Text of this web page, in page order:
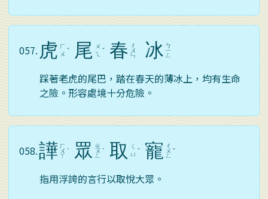
057. 虎 ㄏ
ㄨ ˇ 尾 ㄨ
ㄟ ˇ 春 ㄔ
ㄨ
ㄣ 冰 ㄅ
ㄧ
ㄥ
踩著老虎的尾巴，踏在春天的薄冰上，均有生命
之險。形容處境十分危險。
058.譁 ㄏ
ㄨ
ㄚ
ˊ 眾 ㄓ
ㄨ
ㄥ
ˋ 取
ㄑ
ㄩ ˇ 寵 ㄔ
ㄨ
ㄥ
ˇ
指用浮誇的言行以取悅大眾。